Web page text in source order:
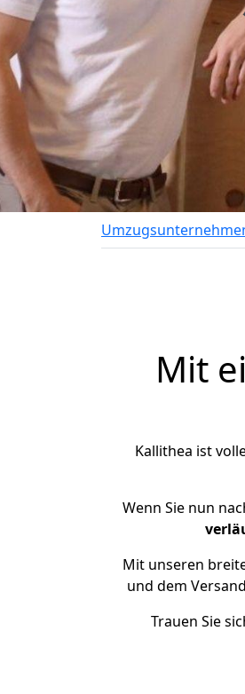
Mit
Kallithea ist
Wenn Sie nun
Mit unseren
und dem
Trauen Sie